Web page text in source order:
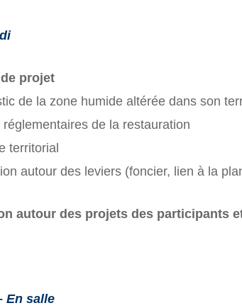
projet
de la zone humide altérée dans son
réglementaires de la restauration
territorial
autour des leviers (foncier, lien à la
autour des projets des participants
En salle